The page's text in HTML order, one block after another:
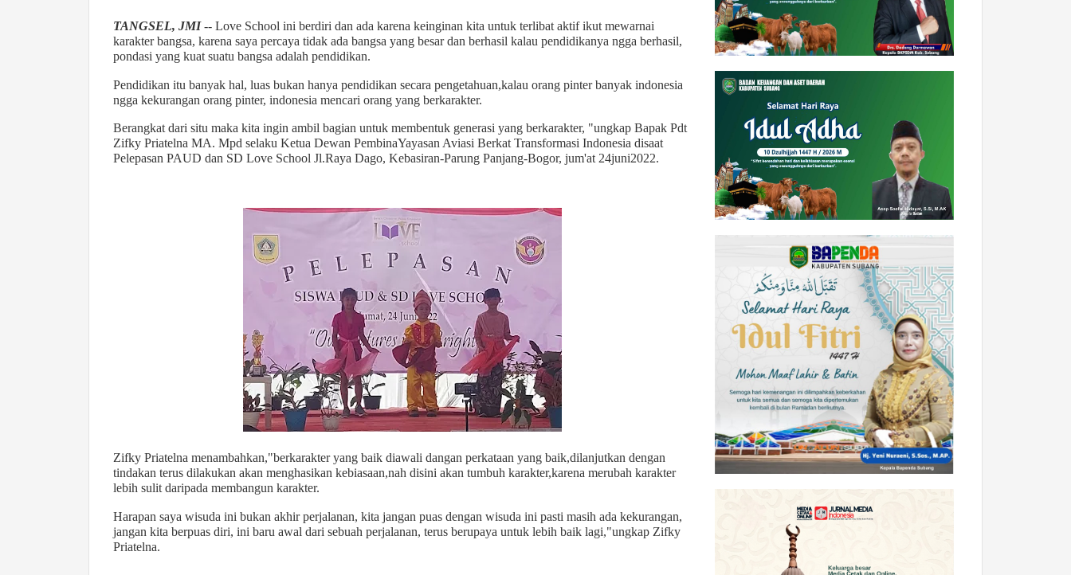
TANGSEL, JMI-- Love School ini berdiri dan ada karena keinginan kita untuk terlibat aktif ikut mewarnai
karakter bangsa, karena saya percaya tidak ada bangsa yang besar dan berhasil kalau pendidikanya ngga berhasil,
pondasi yang kuat suatu bangsa adalah pendidikan.
Pendidikan itu banyak hal, luas bukan hanya pendidikan secara pengetahuan,kalau orang pinter banyak indonesia
ngga kekurangan orang pinter, indonesia mencari orang yang berkarakter.
Berangkat dari situ maka kita ingin ambil bagian untuk membentuk generasi yang berkarakter, "ungkap Bapak Pdt
Zifky Priatelna MA. Mpd selaku Ketua Dewan PembinaYayasan Aviasi Berkat Transformasi Indonesia disaat
Pelepasan PAUD dan SD Love School Jl.Raya Dago, Kebasiran-Parung Panjang-Bogor, jum'at 24juni2022.
Zifky Priatelna menambahkan,"berkarakter yang baik diawali dangan perkataan yang baik,dilanjutkan dengan
tindakan terus dilakukan akan menghasikan kebiasaan,nah disini akan tumbuh karakter,karena merubah karakter
lebih sulit daripada membangun karakter.
Harapan saya wisuda ini bukan akhir perjalanan, kita jangan puas dengan wisuda ini pasti masih ada kekurangan,
jangan kita berpuas diri, ini baru awal dari sebuah perjalanan, terus berupaya untuk lebih baik lagi,"ungkap Zifky
Priatelna.